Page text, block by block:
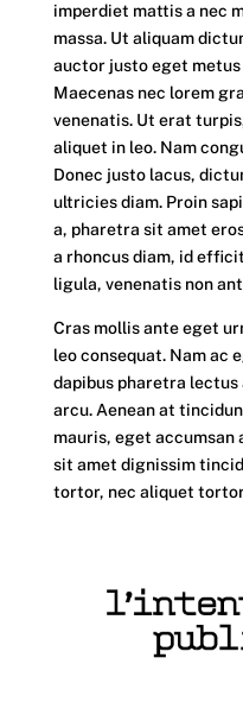
imperdiet mattis a nec
massa. Ut aliquam
auctor justo eget
Maecenas nec lorem
venenatis. Ut erat
aliquet in leo. Nam
Donec justo lacus,
ultricies diam. Proin
a, pharetra sit amet
a rhoncus diam, id
ligula, venenatis non
Cras mollis ante eget
leo consequat. Nam ac
dapibus pharetra lectus
arcu. Aenean at
mauris, eget accumsan
sit amet dignissim
tortor, nec aliquet